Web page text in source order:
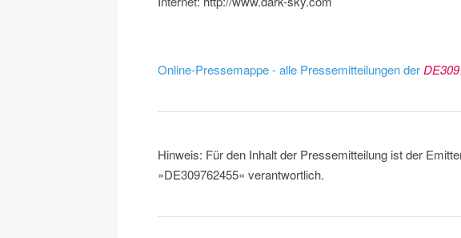
Online-Pressemappe - alle Pressemitteilungen der
Hinweis: Für den Inhalt der Pressemitteilung ist der
»DE309762455« verantwortlich.